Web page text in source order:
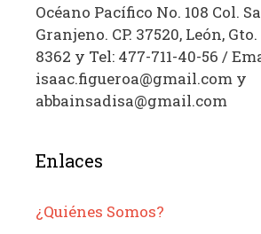
Océano Pacífico No. 108 Col.
Granjeno. CP. 37520, León,
8362 y Tel: 477-711-40-56 /
isaac.figueroa@gmail.com y
abbainsadisa@gmail.com
Enlaces
¿Quiénes Somos?